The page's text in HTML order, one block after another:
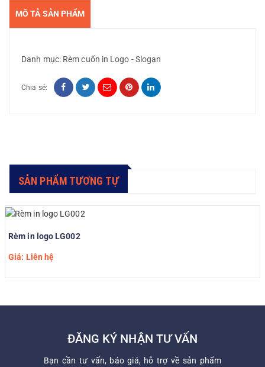
MÔ TẢ SẢN PHẨM
Danh mục: Rèm cuốn in Logo - Slogan
Chia sẻ:
SẢN PHẨM TƯƠNG TỰ
Rèm in logo LG002
Giá: Liên hệ
ĐĂNG KÝ NHẬN TƯ VẤN
Bạn cần tư vấn, báo giá, hỗ trợ về sản phẩm